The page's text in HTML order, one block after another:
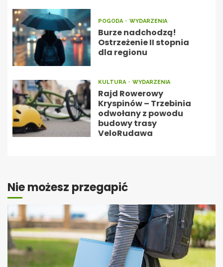
POGODA WYDARZENIA
Burze nadchodzą!
Ostrzeżenie II stopnia
dla regionu
KULTURA WYDARZENIA
Rajd Rowerowy
Kryspinów – Trzebinia
odwołany z powodu
budowy trasy
VeloRudawa
Nie możesz przegapić